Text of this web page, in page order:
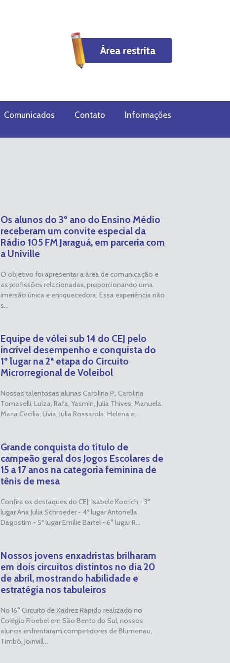
Área restrita
Comunicados Contato Informações
Os alunos do 3º ano do Ensino Médio
receberam um convite especial da
Rádio 105 FM Jaraguá, em parceria com
a Univille
O objetivo foi apresentar a área de comunicação e
as profissões relacionadas, proporcionando uma
imersão única e enriquecedora. Essa experiência não
s...
Equipe de vôlei sub 14 do CEJ pelo
incrível desempenho e conquista do
1º lugar na 2ª etapa do Circuito
Microrregional de Voleibol
Nossas talentosas alunas Carolina P., Carolina
Tomaselli, Luiza, Rafa, Yasmin, Julia Thives, Manuela,
Maria Cecília, Lívia, Julia Rossarola, Helena e...
Grande conquista do título de
campeão geral dos Jogos Escolares de
15 a 17 anos na categoria feminina de
tênis de mesa
Confira os destaques do CEJ: Isabele Koerich - 3º
lugar Ana Julia Schroeder - 4º lugar Antonella
Dagostim - 5º lugar Emilie Bartel - 6° lugar R...
Nossos jovens enxadristas brilharam
em dois circuitos distintos no dia 20
de abril, mostrando habilidade e
estratégia nos tabuleiros
No 16° Circuito de Xadrez Rápido realizado no
Colégio Froebel em São Bento do Sul, nossos
alunos enfrentaram competidores de Blumenau,
Timbó, Joinvill...